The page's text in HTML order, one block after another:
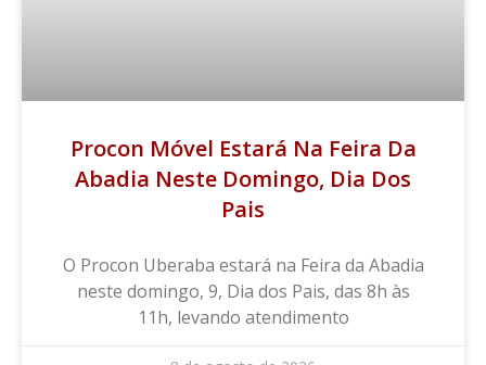
Procon Móvel Estará Na Feira Da
Abadia Neste Domingo, Dia Dos
Pais
O Procon Uberaba estará na Feira da Abadia
neste domingo, 9, Dia dos Pais, das 8h às
11h, levando atendimento